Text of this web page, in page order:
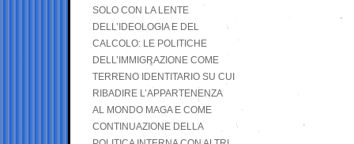
SOLO CON LA LENTE
DELL’IDEOLOGIA E DEL
CALCOLO: LE POLITICHE
DELL’IMMIGRAZIONE COME
TERRENO IDENTITARIO SU CUI
RIBADIRE L’APPARTENENZA
AL MONDO MAGA E COME
CONTINUAZIONE DELLA